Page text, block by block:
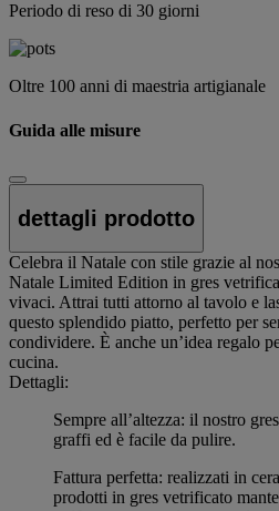
Periodo di reso di 30 giorni
Oltre 100 anni di maestria artigianale
Guida alle misure
dettagli prodotto
Celebra il Natale con stile grazie al
Natale Limited Edition in gres
vivaci. Attrai tutti attorno al tavolo e
questo splendido piatto, perfetto per
condividere. È anche un’idea regalo
cucina.
Dettagli:
Sempre all’altezza: il nostro
graffi ed è facile da pulire.
Fattura perfetta: realizzati in
prodotti in gres vetrificato